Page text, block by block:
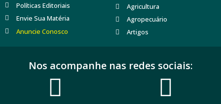
Políticas Editoriais
Envie Sua Matéria
Anuncie Conosco
Agricultura
Agropecuário
Artigos
Nos acompanhe nas redes sociais: